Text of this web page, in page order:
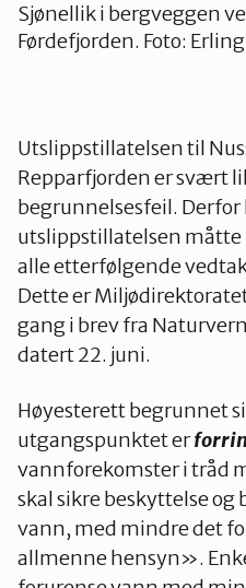
Sjønellik i bergveggen
Førdefjorden. Foto:
Utslippstillatelsen til
Repparfjorden er svært
begrunnelsesfeil. Derfor
utslippstillatelsen
alle etterfølgende
Dette er
gang i brev fra
datert 22. juni.
Høyesterett begrunnet
utgangspunktet er
vannforekomster i tråd
skal sikre beskyttelse
vann, med mindre det
allmenne hensyn».